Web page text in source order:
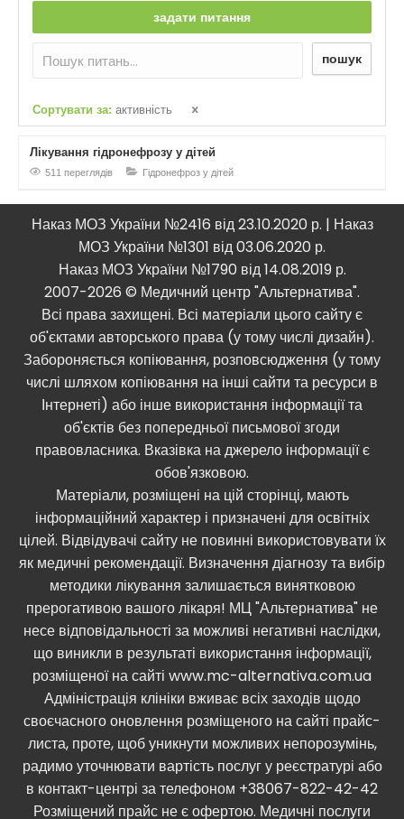
задати питання
пошук
Сортувати за: активність
Лікування гідронефрозу у дітей
511 переглядів Гідронефроз у дітей
Наказ МОЗ України №2416 від 23.10.2020 р. | Наказ
МОЗ України №1301 від 03.06.2020 р.
Наказ МОЗ України №1790 від 14.08.2019 р.
2007-2026 © Медичний центр "Альтернатива".
Всі права захищені. Всі матеріали цього сайту є
об'єктами авторського права (у тому числі дизайн).
Забороняється копіювання, розповсюдження (у тому
числі шляхом копіювання на інші сайти та ресурси в
Інтернеті) або інше використання інформації та
об'єктів без попередньої письмової згоди
правовласника. Вказівка ​​на джерело інформації є
обов'язковою.
Матеріали, розміщені на цій сторінці, мають
інформаційний характер і призначені для освітніх
цілей. Відвідувачі сайту не повинні використовувати їх
як медичні рекомендації. Визначення діагнозу та вибір
методики лікування залишається винятковою
прерогативою вашого лікаря! МЦ "Альтернатива" не
несе відповідальності за можливі негативні наслідки,
що виникли в результаті використання інформації,
розміщеної на сайті www.mc-alternativa.com.ua
Адміністрація клініки вживає всіх заходів щодо
своєчасного оновлення розміщеного на сайті прайс-
листа, проте, щоб уникнути можливих непорозумінь,
радимо уточнювати вартість послуг у реєстратурі або
в контакт-центрі за телефоном +38067-822-42-42
Розміщений прайс не є офертою. Медичні послуги